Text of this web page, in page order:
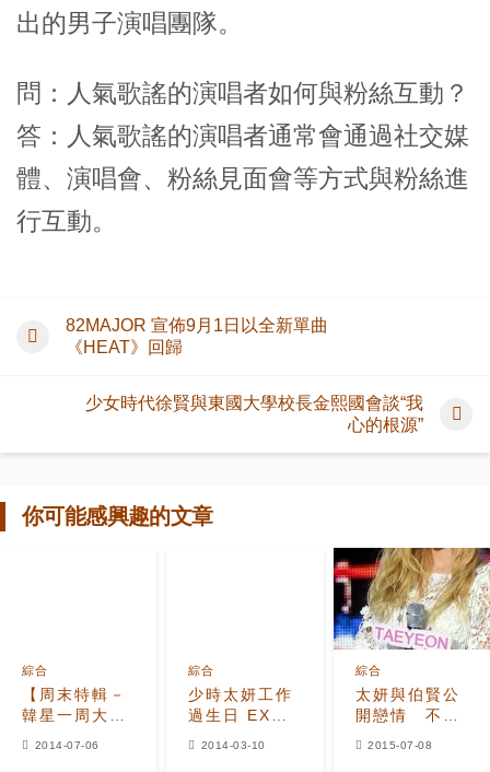
出的男子演唱團隊。
問：人氣歌謠的演唱者如何與粉絲互動？
答：人氣歌謠的演唱者通常會通過社交媒
體、演唱會、粉絲見面會等方式與粉絲進
行互動。
82MAJOR 宣佈9月1日以全新單曲
《HEAT》回歸
少女時代徐賢與東國大學校長金熙國會談“我
心的根源”
你可能感興趣的文章
【周末特輯－
韓星一周大事
綜合
2014-07-06
少時太妍工作
過生日 EXO
綜合
2014-03-10
太妍與伯賢公
開戀情 不影
綜合
2015-07-08